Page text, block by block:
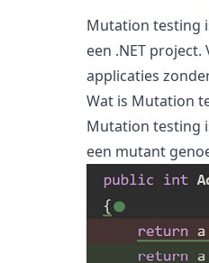
Mutation testing
een .NET
applicaties
Wat is Mutation
Mutation testing
een mutant